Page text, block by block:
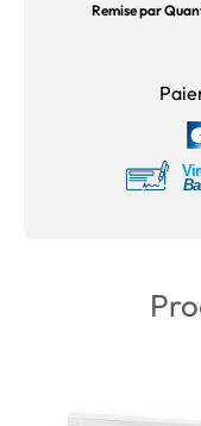
Remise par